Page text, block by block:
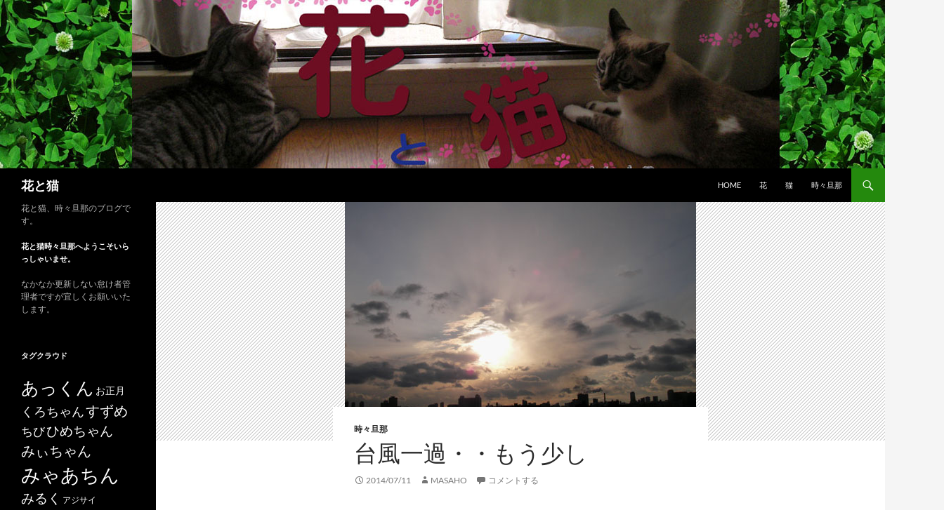
コ
ン
テ
ツ
へ
ス
キ
ッ
プ
花と猫 HOME 花 猫 時々旦那
時々旦那
台風一過・・もう少し
2014/07/11 MASAHO コメントする
花と猫、時々旦那のブログで
す。
花と猫時々旦那へようこそいら
っしゃいませ。
なかなか更新しない怠け者管
理者ですが宜しくお願いいた
します。
タグクラウド
あっくん お正月
くろちゃんすずめ
ちびひめちゃん
みぃちゃん
みゃあちん
みるく アジサイ